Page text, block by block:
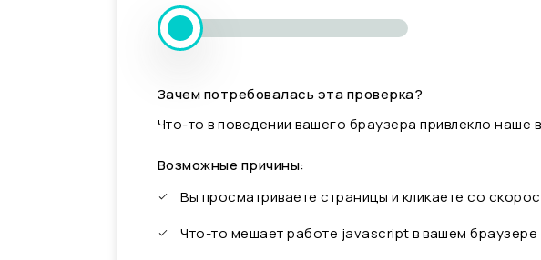
Зачем потребовалась эта проверка?
Что-то в поведении вашего браузера привлекло наше
Возможные причины:
Вы просматриваете страницы и кликаете со
Что-то мешает работе javascript в вашем браузере